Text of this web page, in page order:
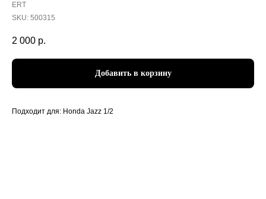
ERT
SKU: 500315
2 000 р.
Добавить в корзину
Подходит для: Honda Jazz 1/2